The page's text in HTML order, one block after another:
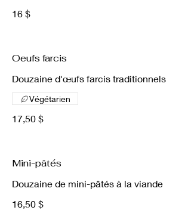
16 $
Oeufs farcis
Douzaine d'œufs farcis traditionnels
17,50 $
Végétarien
Mini-pâtés
Douzaine de mini-pâtés à la viande
16,50 $